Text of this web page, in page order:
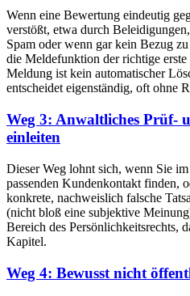
Wenn eine Bewertung eindeutig
verstößt, etwa durch
Spam oder wenn gar kein Bezug
die Meldefunktion der richtige
Meldung ist kein automatischer
entscheidet eigenständig, oft ohne
Weg 3: Anwaltliches Prüf-
einleiten
Dieser Weg lohnt sich, wenn Sie
passenden Kundenkontakt finden,
konkrete, nachweislich falsche
(nicht bloß eine subjektive
Bereich des Persönlichkeitsrechts,
Kapitel.
Weg 4: Bewusst nicht